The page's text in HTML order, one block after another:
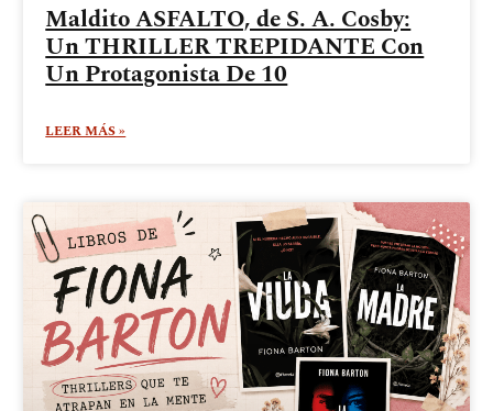
Maldito ASFALTO, de S. A. Cosby:
Un THRILLER TREPIDANTE Con
Un Protagonista De 10
LEER MÁS »